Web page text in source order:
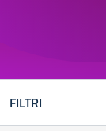
FILTRI